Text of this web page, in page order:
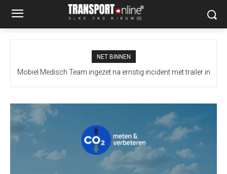
NET BINNEN
Mobiel Medisch Team ingezet na ernstig incident met trailer in